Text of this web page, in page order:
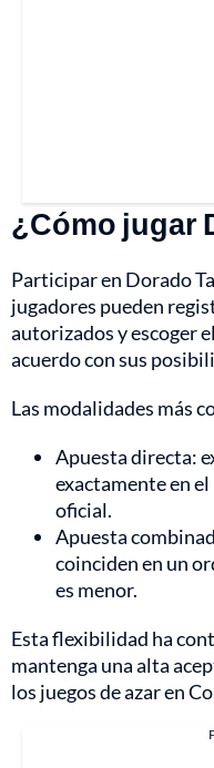
¿Cómo jugar
Participar en Dorado
jugadores pueden
autorizados y escoger
acuerdo con sus
Las modalidades más
Apuesta directa:
exactamente en
oficial.
Apuesta
coinciden en un
es menor.
Esta flexibilidad ha
mantenga una alta
los juegos de azar en